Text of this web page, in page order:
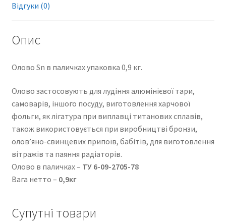
Відгуки (0)
Опис
Олово Sn в паличках упаковка 0,9 кг.
Олово застосовують для лудіння алюмінієвої тари,
самоварів, іншого посуду, виготовлення харчової
фольги, як лігатура при виплавці титанових сплавів,
також використовується при виробництві бронзи,
олов’яно-свинцевих припоїв, бабітів, для виготовлення
вітражів та паяння радіаторів.
Олово в паличках – ТУ 6-09-2705-78
Вага нетто – 0,9кг
Супутні товари